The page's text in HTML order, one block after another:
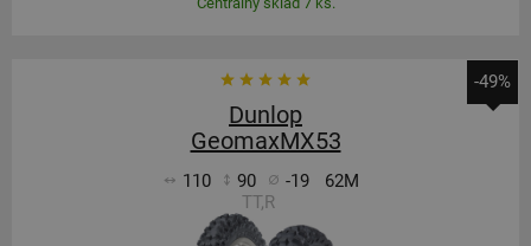
-49%
Dunlop
GeomaxMX53
110 90 -19
62M
TT,R